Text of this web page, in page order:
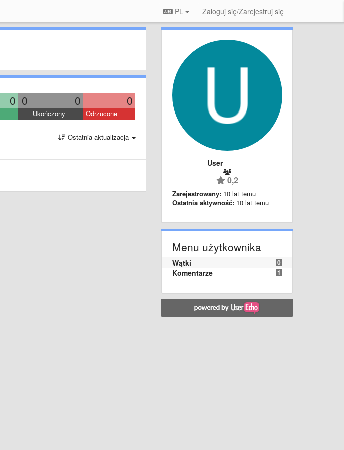
PL Zaloguj się/Zarejestruj się
0 0 0 0
Ukończony Odrzucone
Ostatnia aktualizacja
User______
0,2
Zarejestrowany: 10 lat temu
Ostatnia aktywność: 10 lat temu
Menu użytkownika
0
Wątki
1
Komentarze